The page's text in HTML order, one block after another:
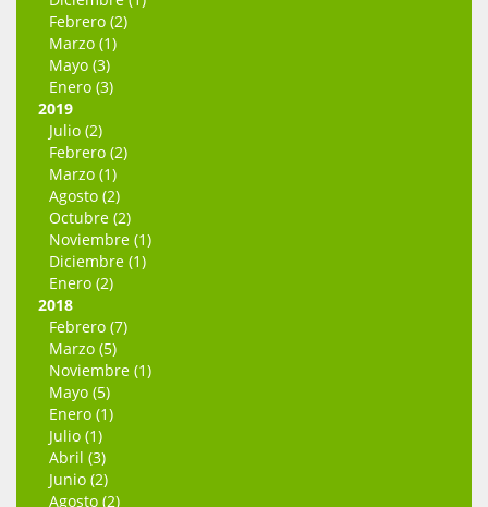
Febrero (2)
Marzo (1)
Mayo (3)
Enero (3)
2019
Julio (2)
Febrero (2)
Marzo (1)
Agosto (2)
Octubre (2)
Noviembre (1)
Diciembre (1)
Enero (2)
2018
Febrero (7)
Marzo (5)
Noviembre (1)
Mayo (5)
Enero (1)
Julio (1)
Abril (3)
Junio (2)
Agosto (2)